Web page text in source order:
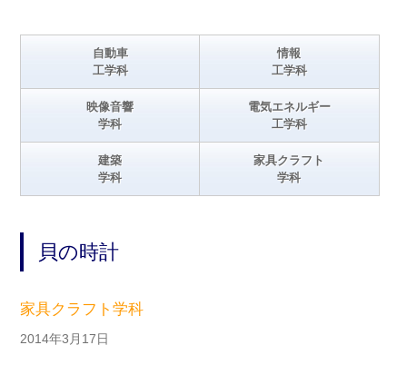
自動車
工学科
情報
工学科
映像音響
学科
電気エネルギー
工学科
建築
学科
家具クラフト
学科
貝の時計
家具クラフト学科
2014年3月17日